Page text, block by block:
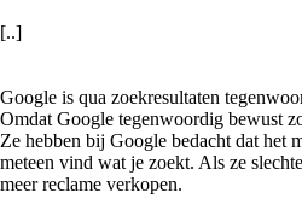
[..]
Google is qua zoekresultaten
Omdat Google tegenwoordig bewust
Ze hebben bij Google bedacht dat het
meteen vind wat je zoekt. Als ze
meer reclame verkopen.